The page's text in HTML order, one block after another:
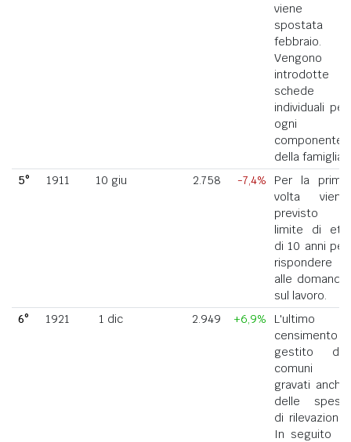
viene
spostata a
febbraio.
Vengono
introdotte
schede
individuali per
ogni
componente
della famiglia.
5°
1911 10 giu 2.758 -7,4%
Per la prima
volta viene
previsto il
limite di età
di 10 anni per
rispondere
alle domande
sul lavoro.
6°
1921 1 dic 2.949 +6,9%
L'ultimo
censimento
gestito dai
comuni
gravati anche
delle spese
di rilevazione.
In seguito le